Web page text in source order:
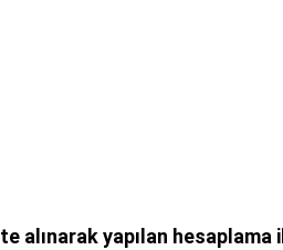
alınarak yapılan hesaplama